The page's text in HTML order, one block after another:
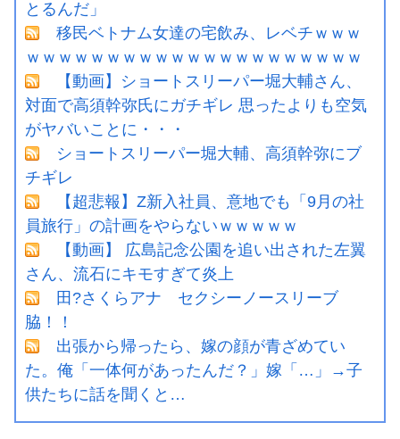
とるんだ」
移民ベトナム女達の宅飲み、レベチｗｗｗ
ｗｗｗｗｗｗｗｗｗｗｗｗｗｗｗｗｗｗｗｗｗ
【動画】ショートスリーパー堀大輔さん、
対面で高須幹弥氏にガチギレ 思ったよりも空気
がヤバいことに・・・
ショートスリーパー堀大輔、高須幹弥にブ
チギレ
【超悲報】Z新入社員、意地でも「9月の社
員旅行」の計画をやらないｗｗｗｗｗ
【動画】 広島記念公園を追い出された左翼
さん、流石にキモすぎて炎上
田?さくらアナ セクシーノースリーブ
脇！！
出張から帰ったら、嫁の顔が青ざめてい
た。俺「一体何があったんだ？」嫁「…」→子
供たちに話を聞くと…